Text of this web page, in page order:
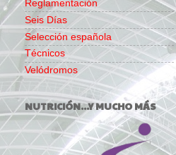
Reglamentación
Seis Días
Selección española
Técnicos
Velódromos
NUTRICIÓN...Y MUCHO MÁS